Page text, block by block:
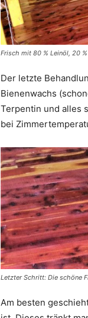
Frisch mit 80 % Leinöl, 20
Der letzte
Bienenwachs
Terpentin und alles
bei
Letzter Schritt: Die schöne
Am besten